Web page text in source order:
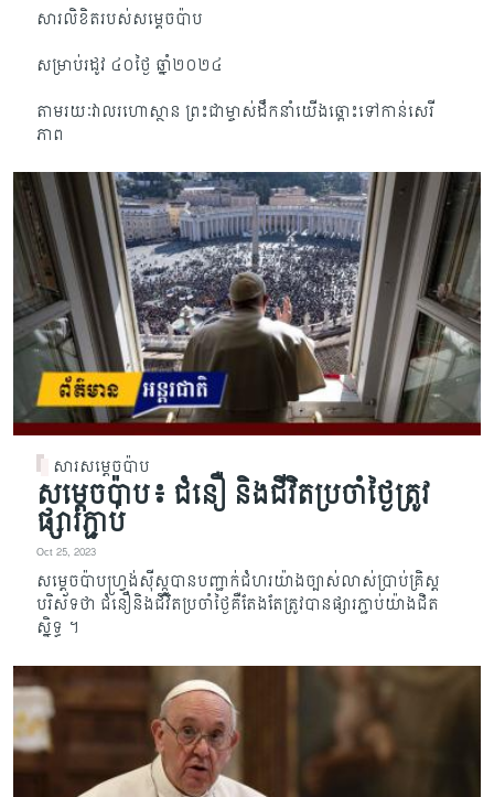
សារលិខិតរបស់សម្តេចប៉ាប
សម្រាប់រដូវ ៤០ថ្ងៃ ឆ្នាំ២០២៤
តាមរយៈវាលរហោស្ថាន ព្រះជាម្ចាស់ដឹកនាំយើងឆ្ពោះទៅកាន់សេរី
ភាព
សារសម្តេចប៉ាប
សម្តេចប៉ាប៖ ជំនឿ និងជីវិតប្រចាំថ្ងៃត្រូវ
ផ្សារភ្ជាប់
Oct 25, 2023
សម្តេចប៉ាបហ្រ្វង់ស៊ីស្កូបានបញ្ជាក់ជំហរយ៉ាងច្បាស់លាស់ប្រាប់គ្រិស្ត
បរិស័ទថា ជំនឿនិងជីវិតប្រចាំថ្ងៃគឺតែងតែត្រូវបានផ្សារភ្ជាប់យ៉ាងជិត
ស្និទ្ធ ។